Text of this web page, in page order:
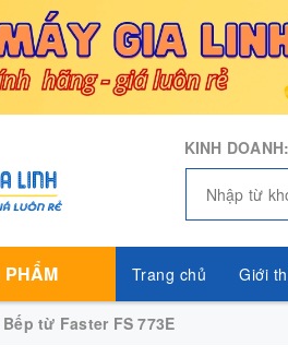
KINH DOANH:
Trang chủ Giới
Bếp từ Faster FS 773E